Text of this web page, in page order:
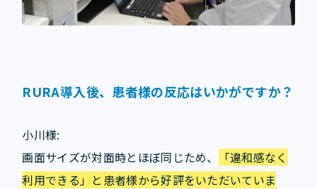
RURA導入後、患者様の反応はいかがですか？
小川様:
画面サイズが対面時とほぼ同じため、
「違和感なく
利用できる」と患者様から好評をいただいていま